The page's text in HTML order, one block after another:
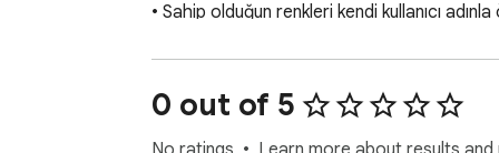
• Sahip olduğun renkleri kendi kullanıcı
• Seçtiğin rengin Kick sohbetinde görünmesi
🏅 ROZETLERİNİ SERGİLE
0 out of 5